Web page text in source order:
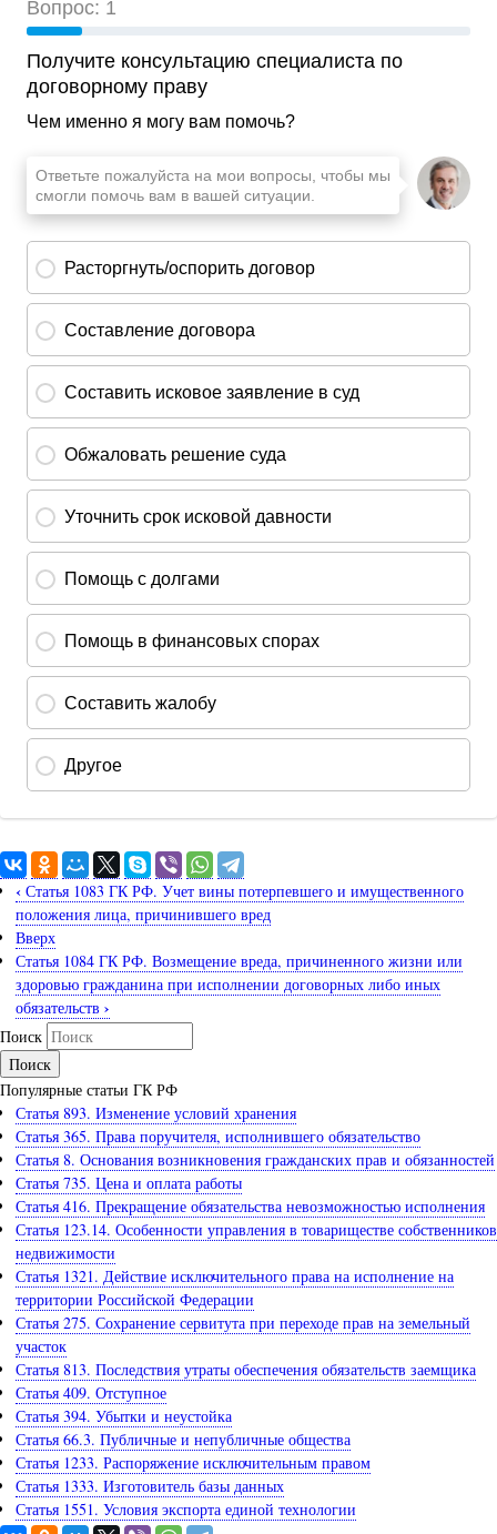
‹ Статья 1083 ГК РФ. Учет вины потерпевшего и имущественного
положения лица, причинившего вред
Вверх
Статья 1084 ГК РФ. Возмещение вреда, причиненного жизни или
здоровью гражданина при исполнении договорных либо иных
обязательств ›
Поиск
Популярные статьи ГК РФ
Статья 893. Изменение условий хранения
Статья 365. Права поручителя, исполнившего обязательство
Статья 8. Основания возникновения гражданских прав и обязанностей
Статья 735. Цена и оплата работы
Статья 416. Прекращение обязательства невозможностью исполнения
Статья 123.14. Особенности управления в товариществе собственников
недвижимости
Статья 1321. Действие исключительного права на исполнение на
территории Российской Федерации
Статья 275. Сохранение сервитута при переходе прав на земельный
участок
Статья 813. Последствия утраты обеспечения обязательств заемщика
Статья 409. Отступное
Статья 394. Убытки и неустойка
Статья 66.3. Публичные и непубличные общества
Статья 1233. Распоряжение исключительным правом
Статья 1333. Изготовитель базы данных
Статья 1551. Условия экспорта единой технологии